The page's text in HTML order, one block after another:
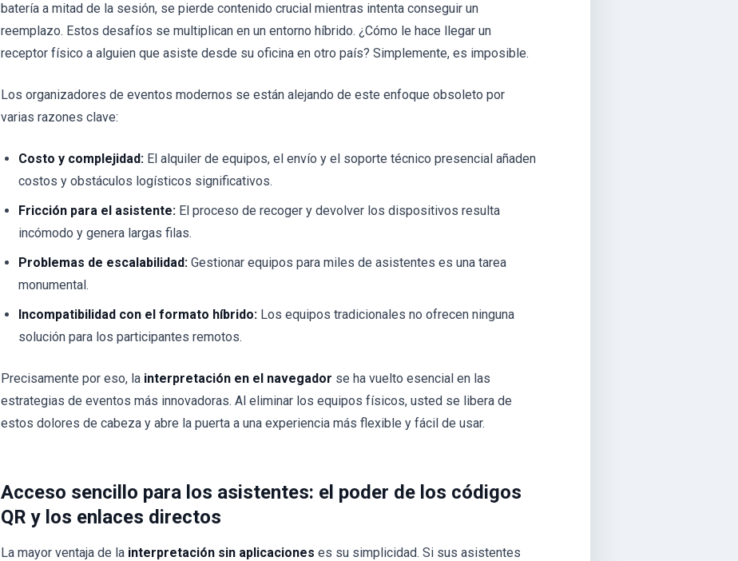
batería a mitad de la sesión, se pierde contenido crucial mientras intenta conseguir un
reemplazo. Estos desafíos se multiplican en un entorno híbrido. ¿Cómo le hace llegar un
receptor físico a alguien que asiste desde su oficina en otro país? Simplemente, es imposible.
Los organizadores de eventos modernos se están alejando de este enfoque obsoleto por
varias razones clave:
Costo y complejidad: El alquiler de equipos, el envío y el soporte técnico presencial añaden
costos y obstáculos logísticos significativos.
Fricción para el asistente: El proceso de recoger y devolver los dispositivos resulta
incómodo y genera largas filas.
Problemas de escalabilidad: Gestionar equipos para miles de asistentes es una tarea
monumental.
Incompatibilidad con el formato híbrido: Los equipos tradicionales no ofrecen ninguna
solución para los participantes remotos.
Precisamente por eso, la interpretación en el navegador se ha vuelto esencial en las
estrategias de eventos más innovadoras. Al eliminar los equipos físicos, usted se libera de
estos dolores de cabeza y abre la puerta a una experiencia más flexible y fácil de usar.
Acceso sencillo para los asistentes: el poder de los códigos
QR y los enlaces directos
La mayor ventaja de la interpretación sin aplicaciones es su simplicidad. Si sus asistentes